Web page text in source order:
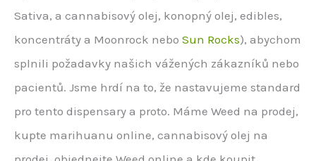
Sativa, a cannabisový olej, konopný olej, edibles,
koncentráty a Moonrock nebo Sun Rocks), abychom
splnili požadavky našich vážených zákazníků nebo
pacientů. Jsme hrdí na to, že nastavujeme standard
pro tento dispensary a proto. Máme Weed na prodej,
kupte marihuanu online, cannabisový olej na